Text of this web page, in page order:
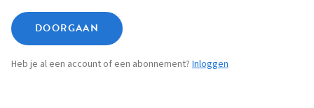
DOORGAAN
Heb je al een account of een abonnement? Inloggen